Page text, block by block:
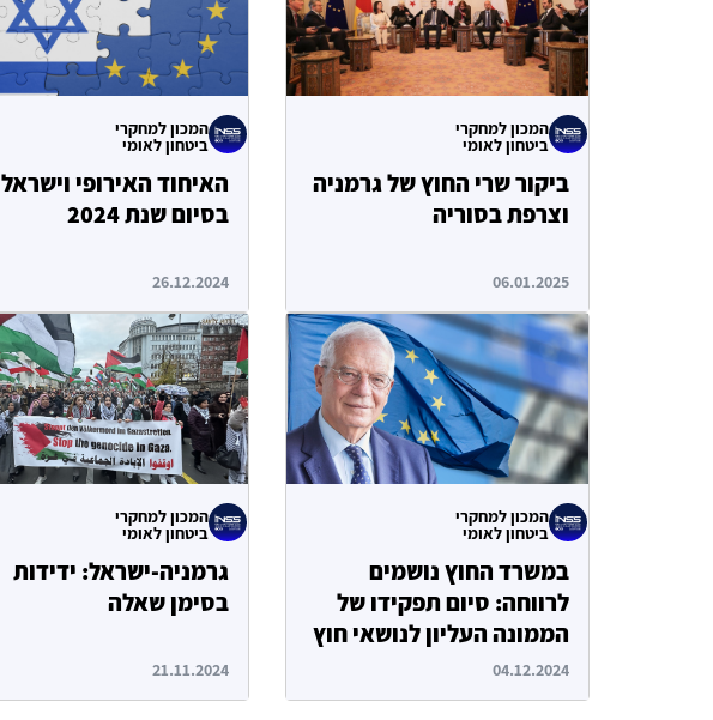
המכון למחקרי
ביטחון לאומי
ביקור שרי החוץ של גרמניה
וצרפת בסוריה
06.01.2025
המכון למחקרי
ביטחון לאומי
האיחוד האירופי וישראל
בסיום שנת 2024
26.12.2024
המכון למחקרי
ביטחון לאומי
במשרד החוץ נושמים
לרווחה: סיום תפקידו של
הממונה העליון לנושאי חוץ
וביטחון של האיחוד
04.12.2024
המכון למחקרי
ביטחון לאומי
גרמניה-ישראל: ידידות
בסימן שאלה
21.11.2024